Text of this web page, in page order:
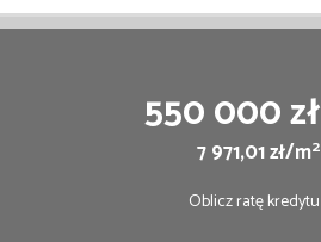
550 000 zł
7 971,01 zł/m2
Oblicz ratę kredytu